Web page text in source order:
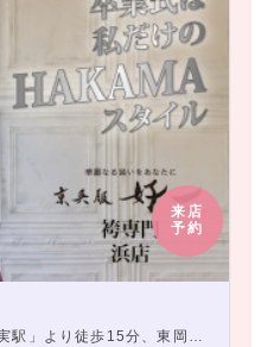
来店
予約
「浜（岡山プラザホテル前）」停留所より徒歩1分